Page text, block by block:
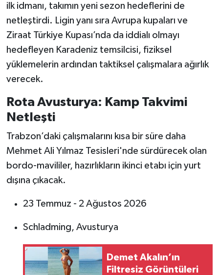
ilk idmanı, takımın yeni sezon hedeflerini de
netleştirdi. Ligin yanı sıra Avrupa kupaları ve
Ziraat Türkiye Kupası’nda da iddialı olmayı
hedefleyen Karadeniz temsilcisi, fiziksel
yüklemelerin ardından taktiksel çalışmalara ağırlık
verecek.
Rota Avusturya: Kamp Takvimi
Netleşti
Trabzon’daki çalışmalarını kısa bir süre daha
Mehmet Ali Yılmaz Tesisleri'nde sürdürecek olan
bordo-mavililer, hazırlıkların ikinci etabı için yurt
dışına çıkacak.
23 Temmuz - 2 Ağustos 2026
Schladming, Avusturya
Demet Akalın’ın
Filtresiz Görüntüleri